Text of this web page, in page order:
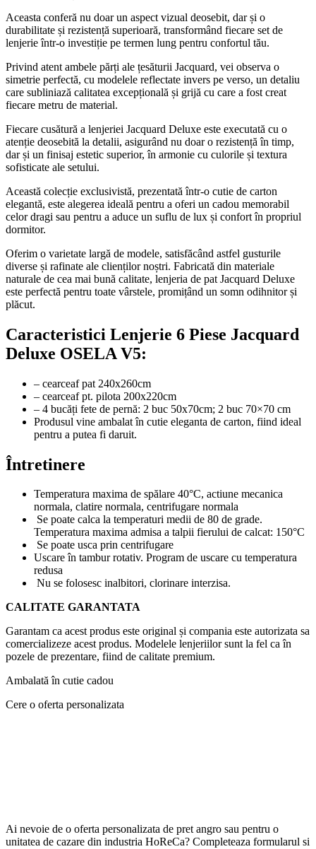
Aceasta conferă nu doar un aspect vizual deosebit, dar și o
durabilitate și rezistență superioară, transformând fiecare set de
lenjerie într-o investiție pe termen lung pentru confortul tău.
Privind atent ambele părți ale țesăturii Jacquard, vei observa o
simetrie perfectă, cu modelele reflectate invers pe verso, un detaliu
care subliniază calitatea excepțională și grijă cu care a fost creat
fiecare metru de material.
Fiecare cusătură a lenjeriei Jacquard Deluxe este executată cu o
atenție deosebită la detalii, asigurând nu doar o rezistență în timp,
dar și un finisaj estetic superior, în armonie cu culorile și textura
sofisticate ale setului.
Această colecție exclusivistă, prezentată într-o cutie de carton
elegantă, este alegerea ideală pentru a oferi un cadou memorabil
celor dragi sau pentru a aduce un suflu de lux și confort în propriul
dormitor.
Oferim o varietate largă de modele, satisfăcând astfel gusturile
diverse și rafinate ale clienților noștri. Fabricată din materiale
naturale de cea mai bună calitate, lenjeria de pat Jacquard Deluxe
este perfectă pentru toate vârstele, promițând un somn odihnitor și
plăcut.
Caracteristici Lenjerie 6 Piese Jacquard
Deluxe OSELA V5:
– cearceaf pat 240x260cm
– cearceaf pt. pilota 200x220cm
– 4 bucăți fete de pernă: 2 buc 50x70cm; 2 buc 70×70 cm
Produsul vine ambalat în cutie eleganta de carton, fiind ideal
pentru a putea fi daruit.
Întretinere
Temperatura maxima de spălare 40°C, actiune mecanica
normala, clatire normala, centrifugare normala
Se poate calca la temperaturi medii de 80 de grade.
Temperatura maxima admisa a talpii fierului de calcat: 150°C
Se poate usca prin centrifugare
Uscare în tambur rotativ. Program de uscare cu temperatura
redusa
Nu se folosesc inalbitori, clorinare interzisa.
CALITATE GARANTATA
Garantam ca acest produs este original și compania este autorizata sa
comercializeze acest produs. Modelele lenjeriilor sunt la fel ca în
pozele de prezentare, fiind de calitate premium.
Ambalată în cutie cadou
Cere o oferta personalizata
Ai nevoie de o oferta personalizata de pret angro sau pentru o
unitatea de cazare din industria HoReCa? Completeaza formularul si